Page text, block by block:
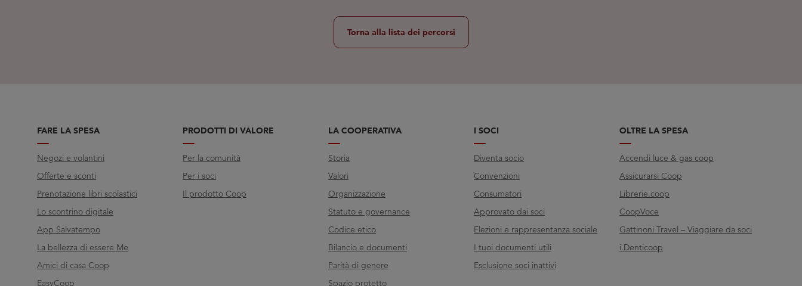
Torna alla lista dei percorsi
FARE LA SPESA
Negozi e volantini
Offerte e sconti
Prenotazione libri scolastici
Lo scontrino digitale
App Salvatempo
La bellezza di essere Me
Amici di casa Coop
EasyCoop
PRODOTTI DI VALORE
Per la comunità
Per i soci
Il prodotto Coop
LA COOPERATIVA
Storia
Valori
Organizzazione
Statuto e governance
Codice etico
Bilancio e documenti
Parità di genere
Spazio protetto
I SOCI
Diventa socio
Convenzioni
Consumatori
Approvato dai soci
Elezioni e rappresentanza sociale
I tuoi documenti utili
Esclusione soci inattivi
OLTRE LA SPESA
Accendi luce & gas coop
Assicurarsi Coop
Librerie.coop
CoopVoce
Gattinoni Travel – Viaggiare da soci
i.Denticoop